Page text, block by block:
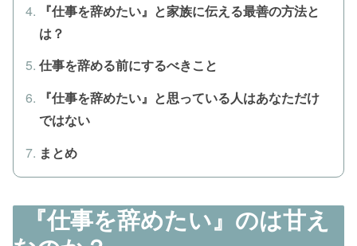
『仕事を辞めたい』と家族に伝える最善の方法と
は？
仕事を辞める前にするべきこと
『仕事を辞めたい』と思っている人はあなただけ
ではない
まとめ
『仕事を辞めたい』のは甘え